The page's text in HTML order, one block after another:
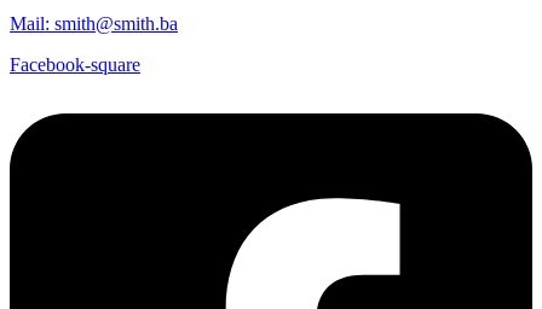
Mail: smith@smith.ba
Facebook-square